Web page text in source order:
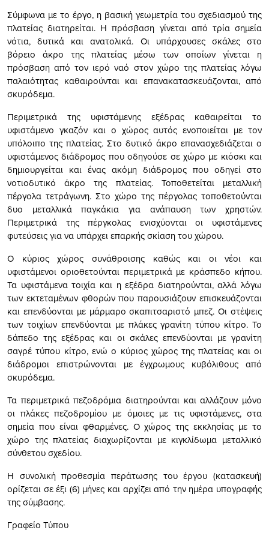
Σύμφωνα με το έργο, η βασική γεωμετρία του σχεδιασμού της
πλατείας διατηρείται. Η πρόσβαση γίνεται από τρία σημεία
νότια, δυτικά και ανατολικά. Οι υπάρχουσες σκάλες στο
βόρειο άκρο της πλατείας μέσω των οποίων γίνεται η
πρόσβαση από τον ιερό ναό στον χώρο της πλατείας λόγω
παλαιότητας καθαιρούνται και επανακατασκευάζονται, από
σκυρόδεμα.
Περιμετρικά της υφιστάμενης εξέδρας καθαιρείται το
υφιστάμενο γκαζόν και ο χώρος αυτός ενοποιείται με τον
υπόλοιπο της πλατείας. Στο δυτικό άκρο επανασχεδιάζεται ο
υφιστάμενος διάδρομος που οδηγούσε σε χώρο με κιόσκι και
δημιουργείται και ένας ακόμη διάδρομος που οδηγεί στο
νοτιοδυτικό άκρο της πλατείας. Τοποθετείται μεταλλική
πέργολα τετράγωνη. Στο χώρο της πέργολας τοποθετούνται
δυο μεταλλικά παγκάκια για ανάπαυση των χρηστών.
Περιμετρικά της πέργκολας ενισχύονται οι υφιστάμενες
φυτεύσεις για να υπάρχει επαρκής σκίαση του χώρου.
Ο κύριος χώρος συνάθροισης καθώς και οι νέοι και
υφιστάμενοι οριοθετούνται περιμετρικά με κράσπεδο κήπου.
Τα υφιστάμενα τοιχία και η εξέδρα διατηρούνται, αλλά λόγω
των εκτεταμένων φθορών που παρουσιάζουν επισκευάζονται
και επενδύονται με μάρμαρο σκαπιτσαριστό μπεζ. Οι στέψεις
των τοιχίων επενδύονται με πλάκες γρανίτη τύπου κίτρο. Το
δάπεδο της εξέδρας και οι σκάλες επενδύονται με γρανίτη
σαγρέ τύπου κίτρο, ενώ ο κύριος χώρος της πλατείας και οι
διάδρομοι επιστρώνονται με έγχρωμους κυβόλιθους από
σκυρόδεμα.
Τα περιμετρικά πεζοδρόμια διατηρούνται και αλλάζουν μόνο
οι πλάκες πεζοδρομίου με όμοιες με τις υφιστάμενες, στα
σημεία που είναι φθαρμένες. Ο χώρος της εκκλησίας με το
χώρο της πλατείας διαχωρίζονται με κιγκλίδωμα μεταλλικό
σύνθετου σχεδίου.
Η συνολική προθεσμία περάτωσης του έργου (κατασκευή)
ορίζεται σε έξι (6) μήνες και αρχίζει από την ημέρα υπογραφής
της σύμβασης.
Γραφείο Τύπου